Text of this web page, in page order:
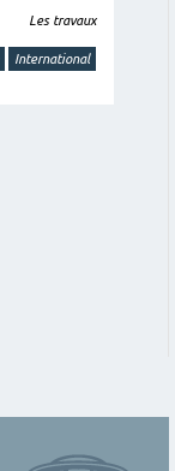
Les travaux
International